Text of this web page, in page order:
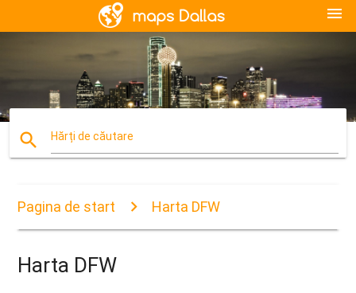
menu
search Hărți de căutare
Pagina de start Harta DFW
Harta DFW